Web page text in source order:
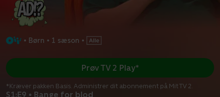
• Børn • 1 sæson •
S1:E9 • Bange for blod
Prøv TV 2 Play*
*Kræver pakken Basis. Administrer dit abonnement på Mit TV 2.